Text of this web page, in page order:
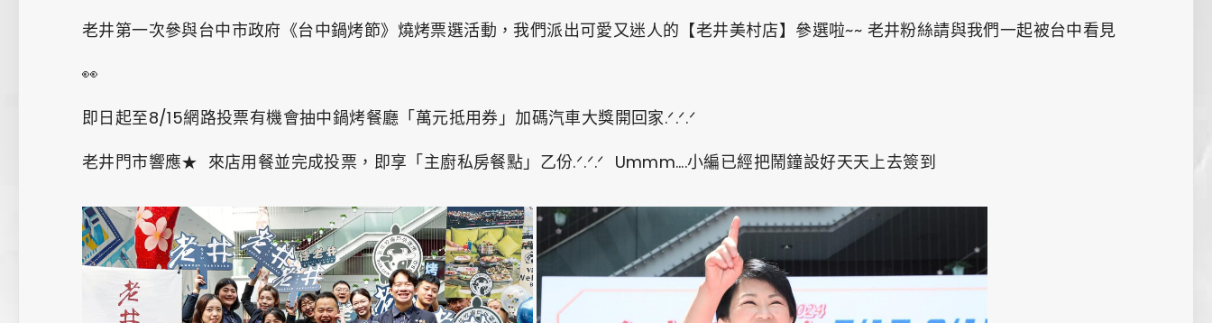
老井第一次參與台中市政府《台中鍋烤節》燒烤票選活動，我們派出可愛又迷人的【老井美村店】參選啦~~ 老井粉絲請與我們一起被台中看見
👀
即日起至8/15網路投票有機會抽中鍋烤餐廳「萬元抵用券」加碼汽車大獎開回家.ᐟ.ᐟ.ᐟ
老井門市響應★ 來店用餐並完成投票，即享「主廚私房餐點」乙份.ᐟ.ᐟ.ᐟ Ummm….小編已經把鬧鐘設好天天上去簽到